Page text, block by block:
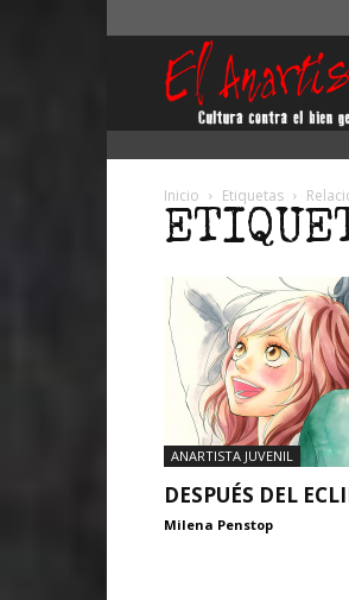
Inicio Etiquetas
ANARTISTA JUVENIL
DESPUÉS DEL
Milena Penstop